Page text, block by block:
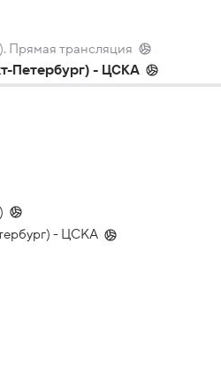
Прямая трансляция
Петербург) - ЦСКА
- ЦСКА